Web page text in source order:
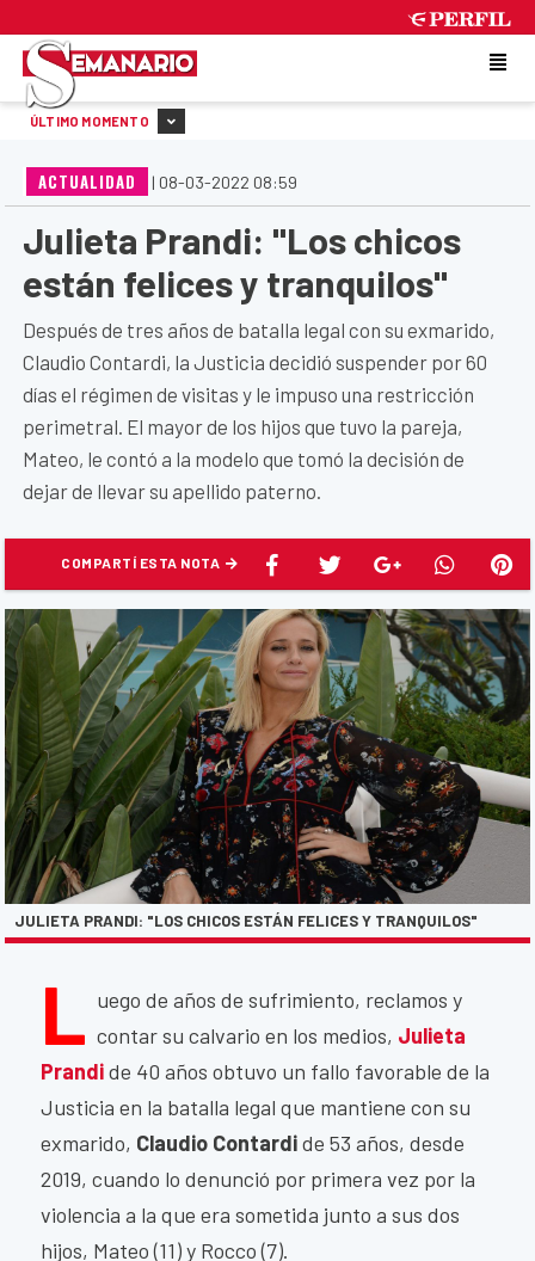
ÚLTIMO MOMENTO
ACTUALIDAD | 08-03-2022 08:59
Julieta Prandi: "Los chicos
están felices y tranquilos"
Después de tres años de batalla legal con su exmarido,
Claudio Contardi, la Justicia decidió suspender por 60
días el régimen de visitas y le impuso una restricción
perimetral. El mayor de los hijos que tuvo la pareja,
Mateo, le contó a la modelo que tomó la decisión de
dejar de llevar su apellido paterno.
COMPARTÍ ESTA NOTA
JULIETA PRANDI: "LOS CHICOS ESTÁN FELICES Y TRANQUILOS"
L uego de años de sufrimiento, reclamos y
contar su calvario en los medios, Julieta
Prandide 40 años obtuvo un fallo favorable de la
Justicia en la batalla legal que mantiene con su
exmarido, Claudio Contardide 53 años, desde
2019, cuando lo denunció por primera vez por la
violencia a la que era sometida junto a sus dos
hijos, Mateo (11) y Rocco (7).